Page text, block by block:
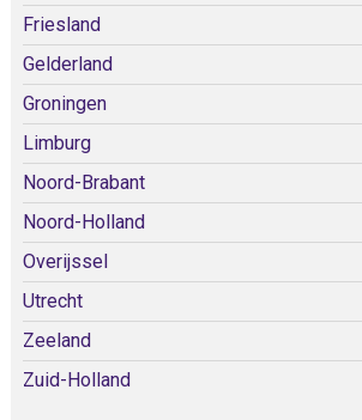
Friesland
Gelderland
Groningen
Limburg
Noord-Brabant
Noord-Holland
Overijssel
Utrecht
Zeeland
Zuid-Holland